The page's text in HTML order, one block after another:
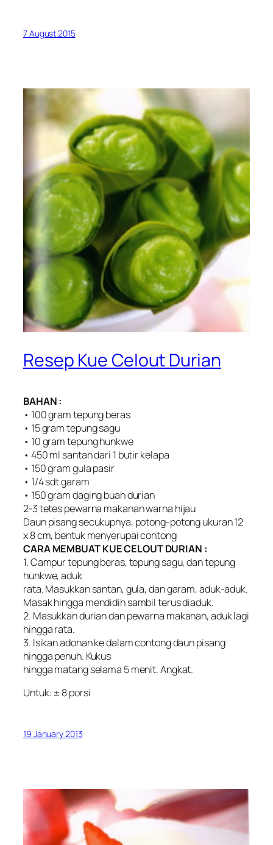
7 August 2015
Resep Kue Celout Durian
BAHAN :
• 100 gram tepung beras
• 15 gram tepung sagu
• 10 gram tepung hunkwe
• 450 ml santan dari 1 butir kelapa
• 150 gram gula pasir
• 1/4 sdt garam
• 150 gram daging buah durian
2-3 tetes pewarna makanan warna hijau
Daun pisang secukupnya, potong-potong ukuran 12
x 8 cm, bentuk menyerupai contong
CARA MEMBUAT KUE CELOUT DURIAN :
1. Campur tepung beras, tepung sagu, dan tepung
hunkwe, aduk
rata. Masukkan santan, gula, dan garam, aduk-aduk.
Masak hingga mendidih sambil terus diaduk.
2. Masukkan durian dan pewarna makanan, aduk lagi
hingga rata.
3. Isikan adonan ke dalam contong daun pisang
hingga penuh. Kukus
hingga matang selama 5 menit. Angkat.
Untuk: ± 8 porsi
19 January 2013